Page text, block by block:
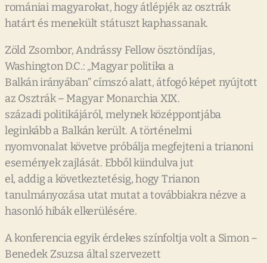
romániai magyarokat, hogy átlépjék az osztrák
határt és menekült státuszt kaphassanak.
Zöld Zsombor, Andrássy Fellow ösztöndíjas,
Washington D.C.: „Magyar politika a
Balkán irányában” címszó alatt, átfogó képet nyújtott
az Osztrák – Magyar Monarchia XIX.
századi politikájáról, melynek középpontjába
leginkább a Balkán került. A történelmi
nyomvonalat követve próbálja megfejteni a trianoni
események zajlását. Ebből kiindulva jut
el, addig a következtetésig, hogy Trianon
tanulmányozása utat mutat a továbbiakra nézve a
hasonló hibák elkerülésére.
A konferencia egyik érdekes színfoltja volt a Simon –
Benedek Zsuzsa által szervezett